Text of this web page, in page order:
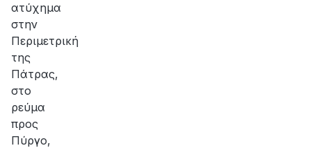
ατύχημα
στην
Περιμετρική
της
Πάτρας,
στο
ρεύμα
προς
Πύργο,